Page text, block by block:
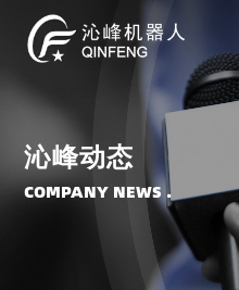
沁峰动态
COMPANY NEWS .